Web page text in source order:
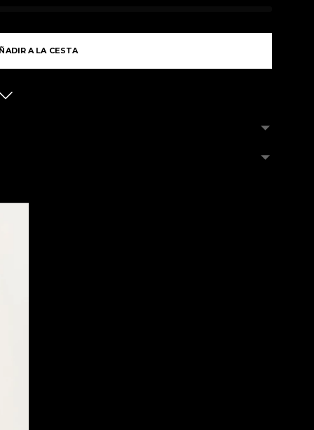
A LA CESTA
y pueden variar debido a la rotación constante de nuestro